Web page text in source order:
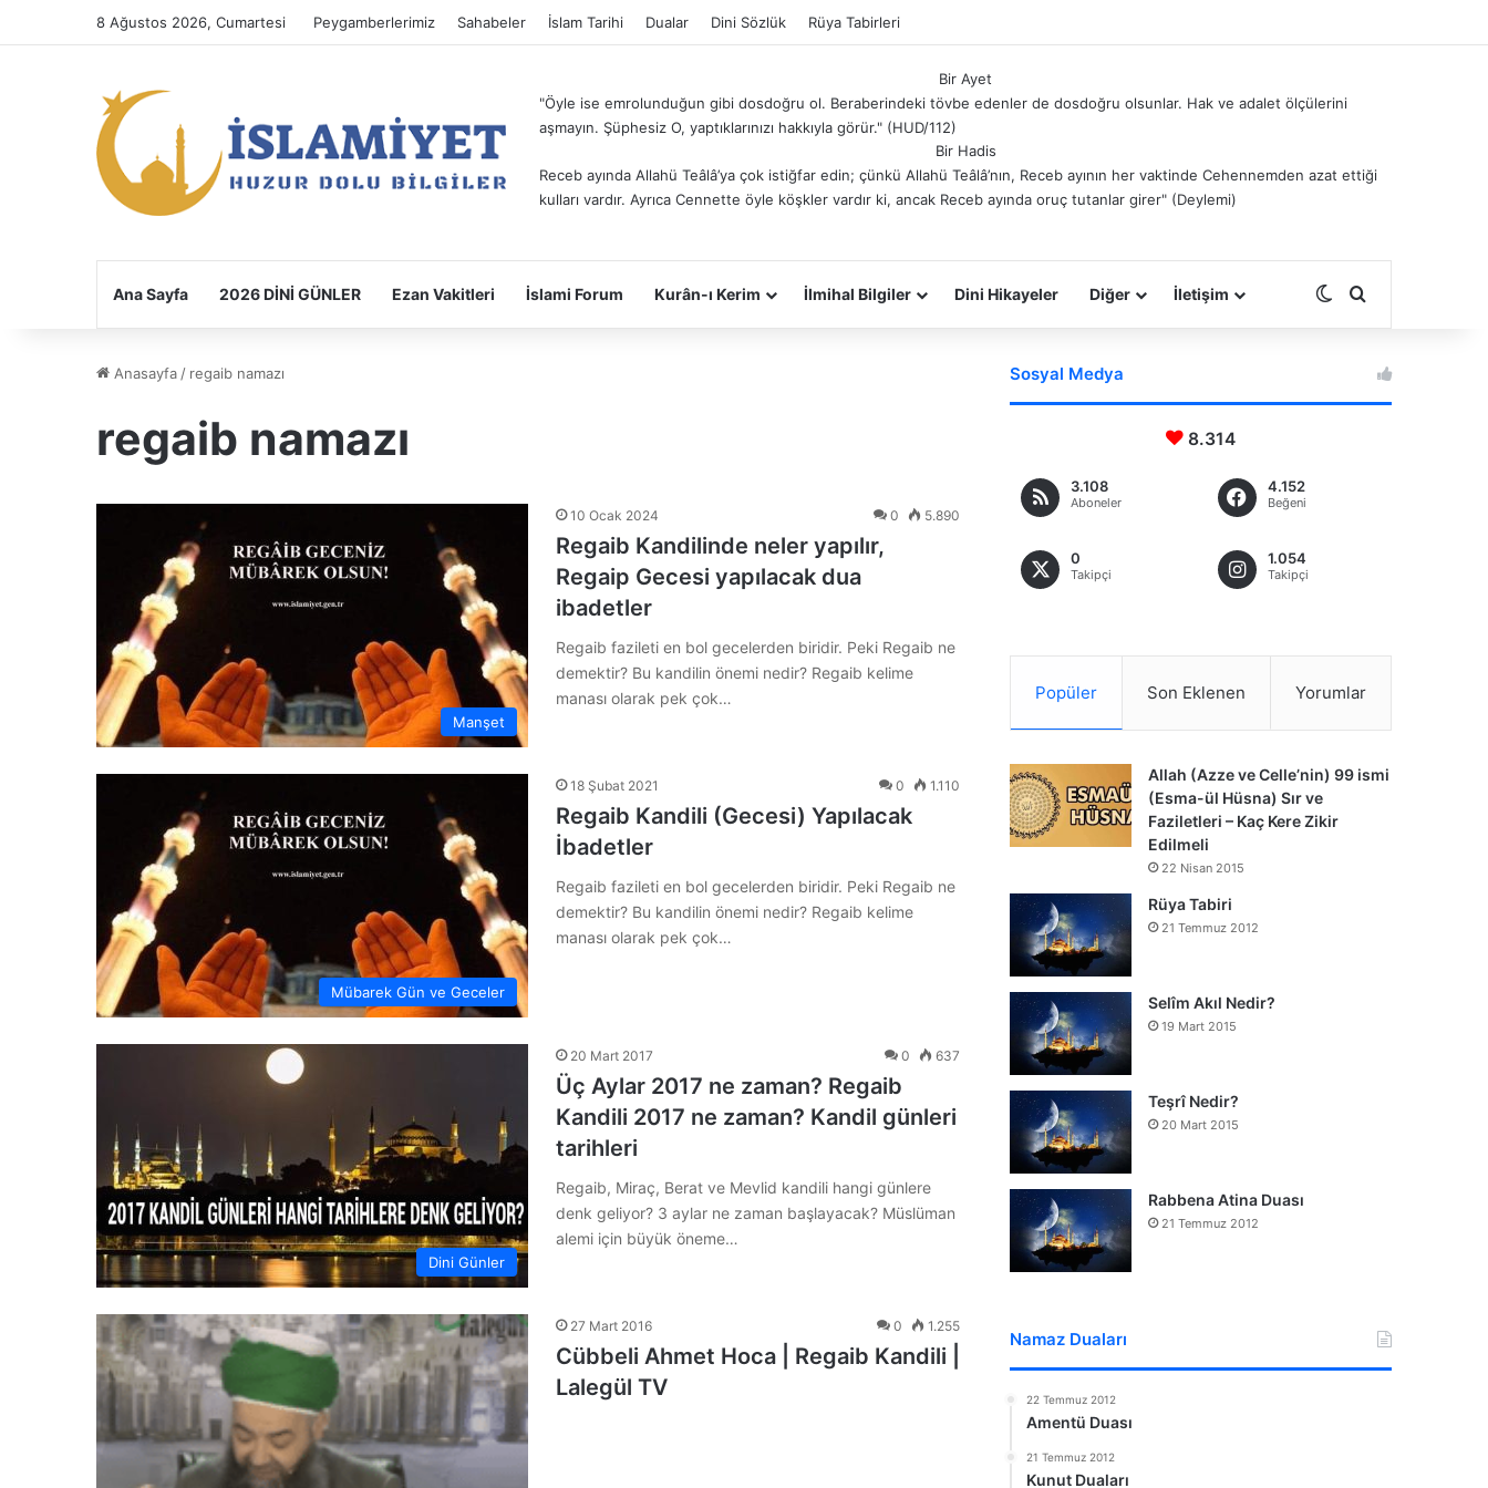
8 Ağustos 2026, Cumartesi Peygamberlerimiz Sahabeler İslam Tarihi Dualar Dini Sözlük Rüya Tabirleri
Bir Ayet
"Öyle ise emrolunduğun gibi dosdoğru ol. Beraberindeki tövbe edenler de dosdoğru olsunlar. Hak ve adalet ölçülerini
aşmayın. Şüphesiz O, yaptıklarınızı hakkıyla görür." (HUD/112)
Bir Hadis
Receb ayında Allahü Teâlâ’ya çok istiğfar edin; çünkü Allahü Teâlâ’nın, Receb ayının her vaktinde Cehennemden azat ettiği
kulları vardır. Ayrıca Cennette öyle köşkler vardır ki, ancak Receb ayında oruç tutanlar girer" (Deylemi)
Ana Sayfa 2026 DİNİ GÜNLER Ezan Vakitleri İslami Forum Kurân-ı Kerim İlmihal Bilgiler Dini Hikayeler Diğer İletişim Dış görünümü
Anasayfa / regaib namazı
regaib namazı
Manşet
10 Ocak 2024 0 5.890
Regaib Kandilinde neler yapılır,
Regaip Gecesi yapılacak dua
ibadetler
Regaib fazileti en bol gecelerden biridir. Peki Regaib ne
demektir? Bu kandilin önemi nedir? Regaib kelime
manası olarak pek çok…
Mübarek Gün ve Geceler
18 Şubat 2021 0 1.110
Regaib Kandili (Gecesi) Yapılacak
İbadetler
Regaib fazileti en bol gecelerden biridir. Peki Regaib ne
demektir? Bu kandilin önemi nedir? Regaib kelime
manası olarak pek çok…
Dini Günler
20 Mart 2017 0 637
Üç Aylar 2017 ne zaman? Regaib
Kandili 2017 ne zaman? Kandil günleri
tarihleri
Regaib, Miraç, Berat ve Mevlid kandili hangi günlere
denk geliyor? 3 aylar ne zaman başlayacak? Müslüman
alemi için büyük öneme…
27 Mart 2016 0 1.255
Cübbeli Ahmet Hoca | Regaib Kandili |
Lalegül TV
Sosyal Medya
8.314
3.108
Aboneler
4.152
Beğeni
0
Takipçi
1.054
Takipçi
Popüler Son Eklenen Yorumlar
Allah (Azze ve Celle’nin) 99 ismi
(Esma-ül Hüsna) Sır ve
Faziletleri – Kaç Kere Zikir
Edilmeli
22 Nisan 2015
Rüya Tabiri
21 Temmuz 2012
Selîm Akıl Nedir?
19 Mart 2015
Teşrî Nedir?
20 Mart 2015
Rabbena Atina Duası
21 Temmuz 2012
Namaz Duaları
22 Temmuz 2012
Amentü Duası
21 Temmuz 2012
Kunut Duaları